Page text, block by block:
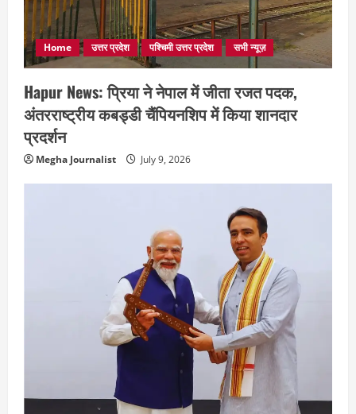
Home उत्तर प्रदेश पश्चिमी उत्तर प्रदेश सभी न्यूज़
Hapur News: प्रिया ने नेपाल में जीता रजत पदक,
अंतरराष्ट्रीय कबड्डी चैंपियनशिप में किया शानदार
प्रदर्शन
Megha Journalist July 9, 2026